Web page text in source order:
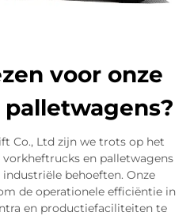
voor onze
Co., Ltd zijn we trots op het
en palletwagens
behoeften. Onze
de operationele efficiëntie in
en productiefaciliteiten te